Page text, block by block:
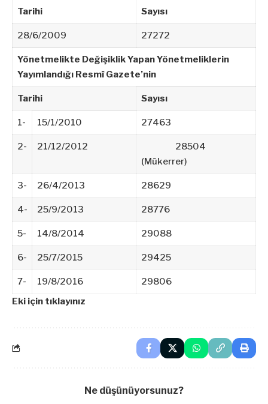
Tarihi Sayısı
28/6/2009 27272
Yönetmelikte Değişiklik Yapan Yönetmeliklerin
Yayımlandığı Resmî Gazete’nin
Tarihi Sayısı
1- 15/1/2010 27463
2- 21/12/2012
28504
(Mükerrer)
3- 26/4/2013 28629
4- 25/9/2013 28776
5- 14/8/2014 29088
6- 25/7/2015 29425
7- 19/8/2016
29806
Eki için tıklayınız
Ne düşünüyorsunuz?